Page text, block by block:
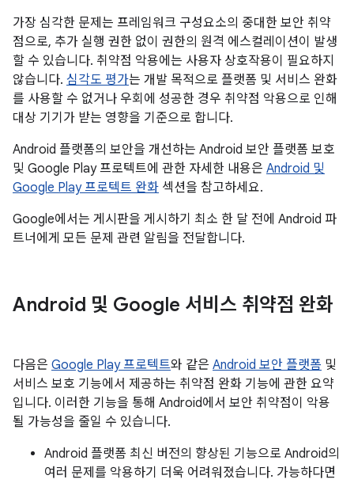
가장 심각한 문제는 프레임워크 구성요소의 중대한 보안 취약
점으로, 추가 실행 권한 없이 권한의 원격 에스컬레이션이 발생
할 수 있습니다. 취약점 악용에는 사용자 상호작용이 필요하지
않습니다. 심각도 평가는 개발 목적으로 플랫폼 및 서비스 완화
를 사용할 수 없거나 우회에 성공한 경우 취약점 악용으로 인해
대상 기기가 받는 영향을 기준으로 합니다.
Android 플랫폼의 보안을 개선하는 Android 보안 플랫폼 보호
및 Google Play 프로텍트에 관한 자세한 내용은 Android 및
Google Play 프로텍트 완화 섹션을 참고하세요.
Google에서는 게시판을 게시하기 최소 한 달 전에 Android 파
트너에게 모든 문제 관련 알림을 전달합니다.
Android 및 Google 서비스 취약점 완화
다음은 Google Play 프로텍트와 같은 Android 보안 플랫폼 및
서비스 보호 기능에서 제공하는 취약점 완화 기능에 관한 요약
입니다. 이러한 기능을 통해 Android에서 보안 취약점이 악용
될 가능성을 줄일 수 있습니다.
Android 플랫폼 최신 버전의 향상된 기능으로 Android의
여러 문제를 악용하기 더욱 어려워졌습니다. 가능하다면